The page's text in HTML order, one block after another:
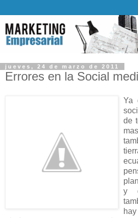
jueves, 24 de marzo de 2011
Errores en la Social
Ya
de
y